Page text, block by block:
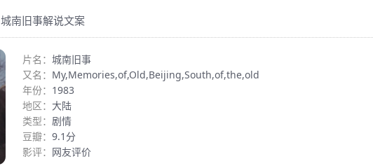
城南旧事解说文案
片名： 城南旧事
又名： My,Memories,of,Old,Beijing,South,of,the,old
年份： 1983
地区： 大陆
类型： 剧情
豆瓣： 9.1分
影评： 网友评价